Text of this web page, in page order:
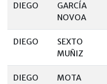
DIEGO
GARCÍA
NOVOA
DIEGO
SEXTO
MUÑIZ
DIEGO
MOTA